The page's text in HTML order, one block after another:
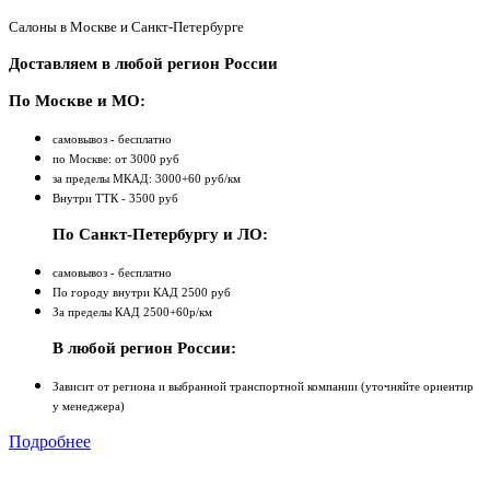
Салоны в Москве и Санкт-Петербурге
Доставляем в любой регион России
По Москве и МО:
самовывоз - бесплатно
по Москве: от 3000 руб
за пределы МКАД: 3000+60 руб/км
Внутри ТТК - 3500 руб
По Санкт-Петербургу и ЛО:
самовывоз - бесплатно
По городу внутри КАД 2500 руб
За пределы КАД 2500+60р/км
В любой регион России:
Зависит от региона и выбранной транспортной компании (уточняйте ориентир
у менеджера)
Подробнее